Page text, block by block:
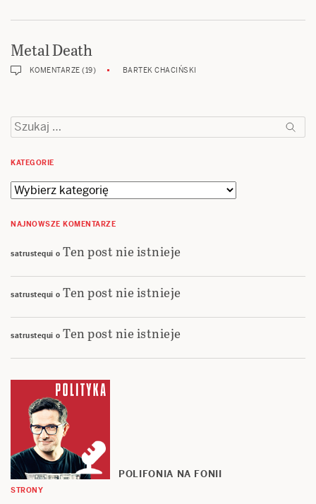
Metal Death
KOMENTARZE (19) BARTEK CHACIŃSKI
Szukaj:
KATEGORIE
Kategorie
NAJNOWSZE KOMENTARZE
satrustequi o Ten post nie istnieje
satrustequi o Ten post nie istnieje
satrustequi o Ten post nie istnieje
POLIFONIA NA FONII
STRONY